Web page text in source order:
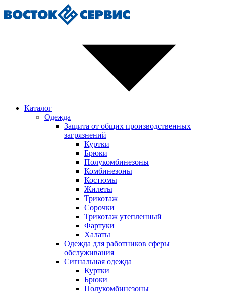
Каталог
Одежда
Защита от общих производственных
загрязнений
Куртки
Брюки
Полукомбинезоны
Комбинезоны
Костюмы
Жилеты
Трикотаж
Сорочки
Трикотаж утепленный
Фартуки
Халаты
Одежда для работников сферы
обслуживания
Сигнальная одежда
Куртки
Брюки
Полукомбинезоны